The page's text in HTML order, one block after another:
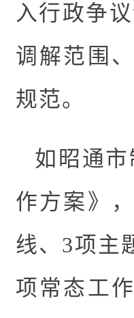
入行政争
调解范围
规范。
如昭通
作方案》
线、3项主
项常态工